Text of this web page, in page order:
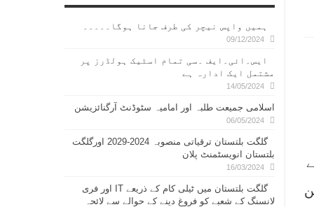
ہمیں واپس نیچر کی طرف جانا ہوگا۔۔۔۔۔
09/12/2024
ایس۔ائی۔ایف ۔سی تمام اسٹیک ہولڈرز پر
مشتمل ایک ادارہ ہے
14/05/2024
اسلامی جمیعت طلبہ اور امامیہ سٹوڈنٹ آرگنائزیشن
06/05/2024
گلگت بلتستان ترقیاتی منصوبہ 2024-2029 اورگلگت
بلتستان انویسٹمنٹ پلان
16/03/2024
گلگت بلتستان میں ٹیلی کام کے ذریعے IT اور فری
لانسنگ کے شعبے کو فروغ دینے کے حوالے سے لائحہ